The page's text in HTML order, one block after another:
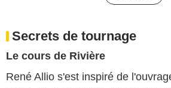
Secrets de tournage
Le cours de Rivière
René Allio s'est inspiré de